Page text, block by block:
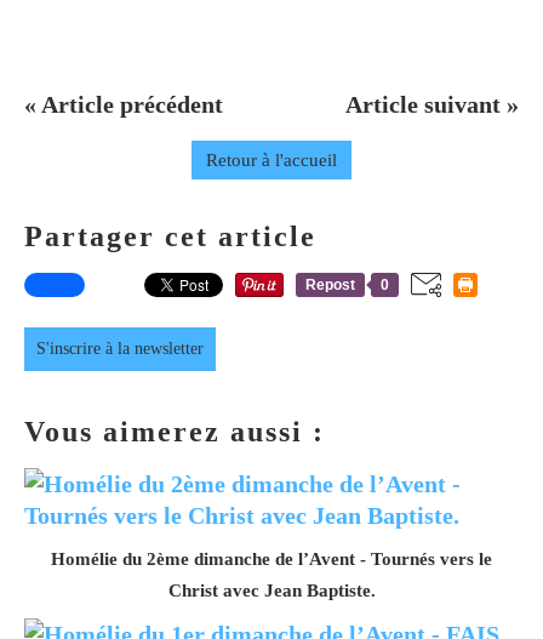
« Article précédent Article suivant »
Retour à l'accueil
Partager cet article
Repost 0
S'inscrire à la newsletter
Vous aimerez aussi :
Homélie du 2ème dimanche de l’Avent - Tournés vers le
Christ avec Jean Baptiste.